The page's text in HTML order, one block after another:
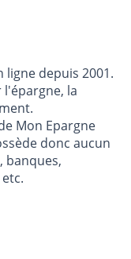
depuis 2001.
la
Mon Epargne
donc aucun